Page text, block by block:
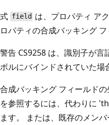
式 field は、プロパティ ア
ロパティの合成バッキング フ
警告 CS9258 は、識別子が
ボルにバインドされていた場
合成バッキング フィールド
を参照するには、代わりに
ます。 または、既存のメン